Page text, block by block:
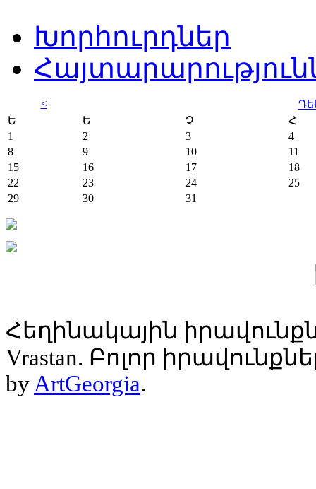
Խորհուրդներ
<
Ե
Ե Չ
Հ
1
2 3
4
8
9 10
11
15
16 17
18
22
23 24
25
29
30 31
Հեղինակային
Vrastan. Բոլոր
by ArtGeorgia.